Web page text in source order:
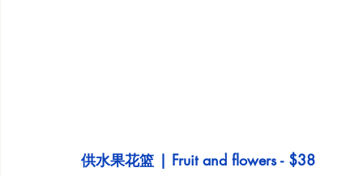
供水果花篮 | Fruit and flowers - $38